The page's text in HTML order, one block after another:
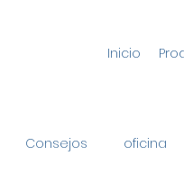
Inicio
Consejos oficina